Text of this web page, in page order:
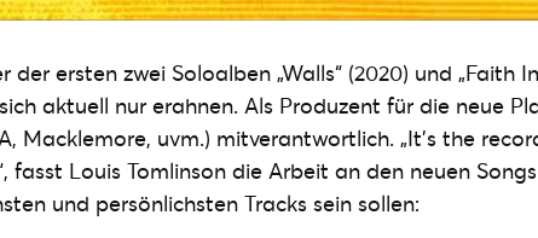
ersten zwei Soloalben „Walls“ (2020) und „Faith
aktuell nur erahnen. Als Produzent für die neue
Macklemore, uvm.) mitverantwortlich. „It’s the
fasst Louis Tomlinson die Arbeit an den neuen
und persönlichsten Tracks sein sollen: